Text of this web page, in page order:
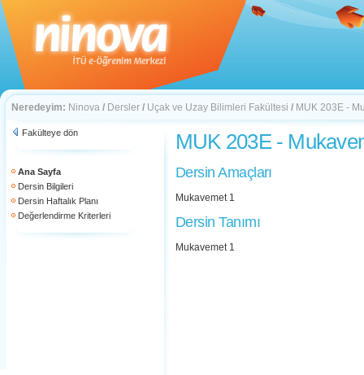
Neredeyim: Ninova / Dersler / Uçak ve Uzay Bilimleri Fakültesi / MUK 203E -
Fakülteye dön
Ana Sayfa
Dersin Bilgileri
Dersin Haftalık Planı
Değerlendirme Kriterleri
MUK 203E -
Dersin Amaçları
Mukavemet 1
Dersin Tanımı
Mukavemet 1